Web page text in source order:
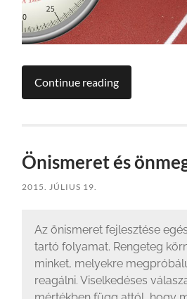
Continue reading
Önismeret és
2015. JÚLIUS 19.
Az önismeret fejlesztése
tartó folyamat. Rengeteg
minket, melyekre
reagálni. Viselkedéses